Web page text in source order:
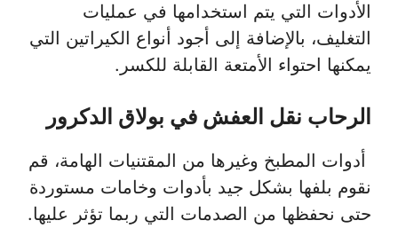
الأدوات التي يتم استخدامها في عمليات
التغليف، بالإضافة إلى أجود أنواع الكيراتين التي
يمكنها احتواء الأمتعة القابلة للكسر.
الرحاب نقل العفش في بولاق الدكرور
أدوات المطبخ وغيرها من المقتنيات الهامة، قم
نقوم بلفها بشكل جيد بأدوات وخامات مستوردة
حتى نحفظها من الصدمات التي ربما تؤثر عليها.